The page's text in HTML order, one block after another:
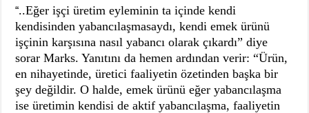
“..Eğer işçi üretim eyleminin ta içinde kendi
kendisinden yabancılaşmasaydı, kendi emek ürünü
işçinin karşısına nasıl yabancı olarak çıkardı” diye
sorar Marks. Yanıtını da hemen ardından verir: “Ürün,
en nihayetinde, üretici faaliyetin özetinden başka bir
şey değildir. O halde, emek ürünü eğer yabancılaşma
ise üretimin kendisi de aktif yabancılaşma, faaliyetin